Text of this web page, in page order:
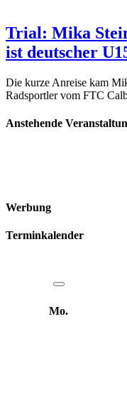
Trial: Mika
ist deutscher
Die kurze Anreise kam
Radsportler vom FTC
Anstehende
Werbung
Terminkalender
Mo.